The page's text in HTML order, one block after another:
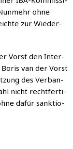
ohne
zur Wie­der­
Vorst den Inter­
van der Vorst
des Ver­ban­
nicht recht­fer­ti­
dafür sank­tio­